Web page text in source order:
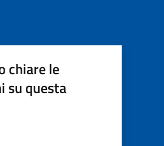
chiare le
su questa